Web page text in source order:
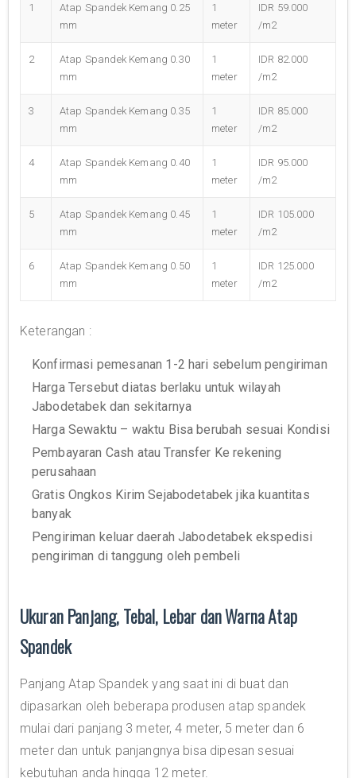
1
Atap Spandek Kemang 0.25
mm
1
meter
IDR 59.000
/m2
2
Atap Spandek Kemang 0.30
mm
1
meter
IDR 82.000
/m2
3
Atap Spandek Kemang 0.35
mm
1
meter
IDR 85.000
/m2
4
Atap Spandek Kemang 0.40
mm
1
meter
IDR 95.000
/m2
5
Atap Spandek Kemang 0.45
mm
1
meter
IDR 105.000
/m2
6
Atap Spandek Kemang 0.50
mm
1
meter
IDR 125.000
/m2
Keterangan :
Konfirmasi pemesanan 1-2 hari sebelum pengiriman
Harga Tersebut diatas berlaku untuk wilayah
Jabodetabek dan sekitarnya
Harga Sewaktu – waktu Bisa berubah sesuai Kondisi
Pembayaran Cash atau Transfer Ke rekening
perusahaan
Gratis Ongkos Kirim Sejabodetabek jika kuantitas
banyak
Pengiriman keluar daerah Jabodetabek ekspedisi
pengiriman di tanggung oleh pembeli
Ukuran Panjang, Tebal, Lebar dan Warna Atap
Spandek
Panjang Atap Spandek yang saat ini di buat dan
dipasarkan oleh beberapa produsen atap spandek
mulai dari panjang 3 meter, 4 meter, 5 meter dan 6
meter dan untuk panjangnya bisa dipesan sesuai
kebutuhan anda hingga 12 meter.